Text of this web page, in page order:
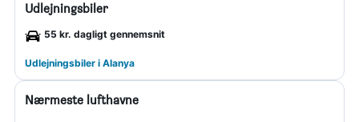
Udlejningsbiler
55 kr. dagligt gennemsnit
Udlejningsbiler i Alanya
Nærmeste lufthavne